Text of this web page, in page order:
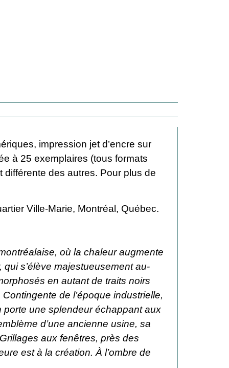
impression jet d’encre sur
à 25 exemplaires (tous formats
des autres. Pour plus de
Ville-Marie, Montréal, Québec.
où la chaleur augmente
s’élève majestueusement au-
en autant de traits noirs
de l’époque industrielle,
porte une splendeur échappant aux
d’une ancienne usine, sa
aux fenêtres, près des
est à la création. À l’ombre de